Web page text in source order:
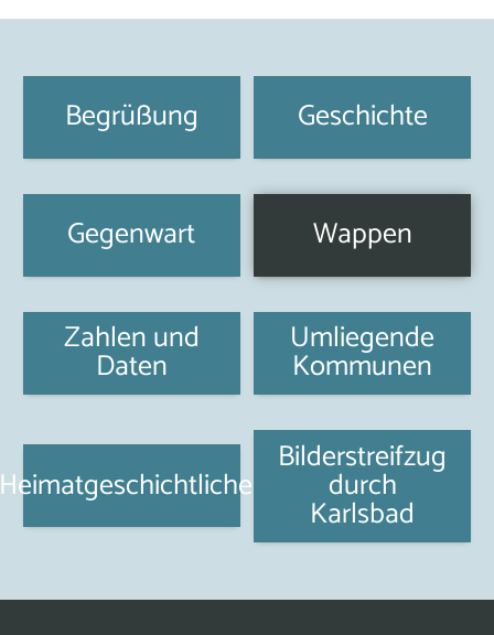
Begrüßung Geschichte
Gegenwart Wappen
Zahlen und
Daten
Umliegende
Kommunen
Bilderstreifzug
durch
Karlsbad